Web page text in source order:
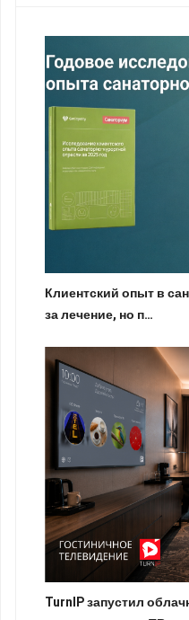
Клиентский опыт в
за лечение, но п…
TurnIP запустил